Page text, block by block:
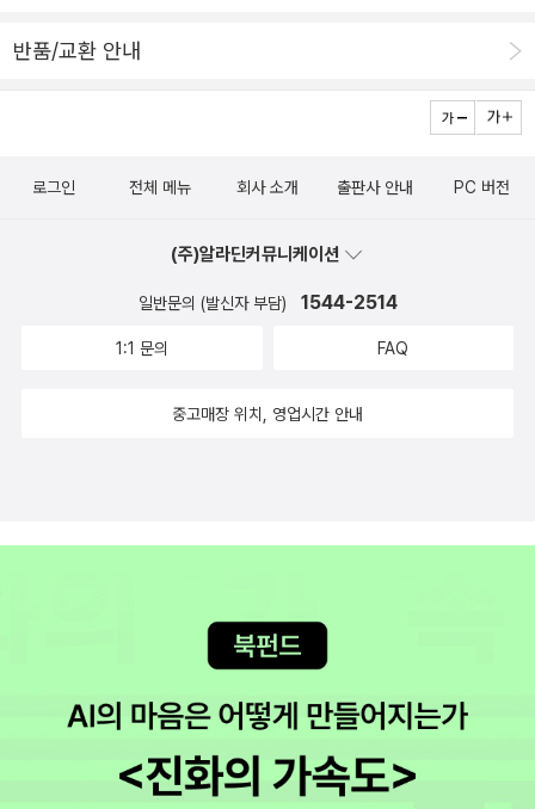
반품/교환 안내
로그인 전체 메뉴 회사 소개 출판사 안내 PC 버전
(주)알라딘커뮤니케이션
일반문의 (발신자 부담) 1544-2514
1:1 문의 FAQ
중고매장 위치, 영업시간 안내